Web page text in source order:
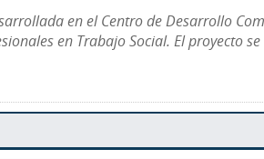
en el Centro de Desarrollo
en Trabajo Social. El proyecto